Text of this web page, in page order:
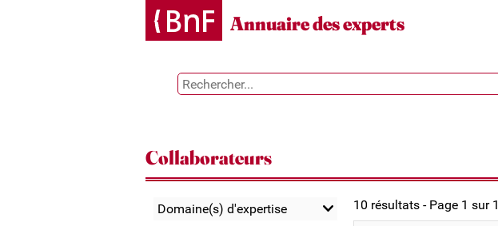
Annuaire des experts
Collaborateurs
Domaine(s) d'expertise
10 résultats - Page 1 sur 1